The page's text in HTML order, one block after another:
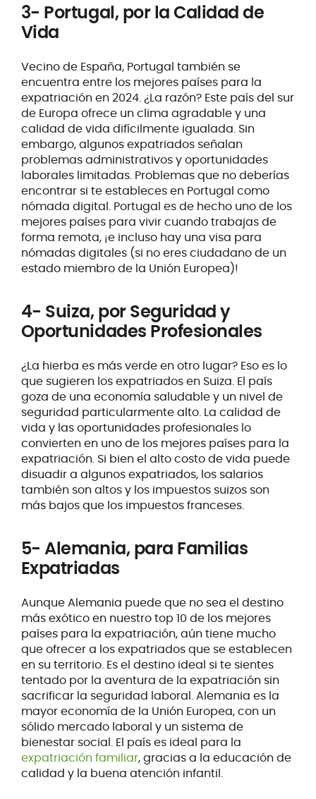
3- Portugal, por la Calidad de
Vida
Vecino de España, Portugal también se
encuentra entre los mejores países para la
expatriación en 2024. ¿La razón? Este país del sur
de Europa ofrece un clima agradable y una
calidad de vida difícilmente igualada. Sin
embargo, algunos expatriados señalan
problemas administrativos y oportunidades
laborales limitadas. Problemas que no deberías
encontrar si te estableces en Portugal como
nómada digital. Portugal es de hecho uno de los
mejores países para vivir cuando trabajas de
forma remota, ¡e incluso hay una visa para
nómadas digitales (si no eres ciudadano de un
estado miembro de la Unión Europea)!
4- Suiza, por Seguridad y
Oportunidades Profesionales
¿La hierba es más verde en otro lugar? Eso es lo
que sugieren los expatriados en Suiza. El país
goza de una economía saludable y un nivel de
seguridad particularmente alto. La calidad de
vida y las oportunidades profesionales lo
convierten en uno de los mejores países para la
expatriación. Si bien el alto costo de vida puede
disuadir a algunos expatriados, los salarios
también son altos y los impuestos suizos son
más bajos que los impuestos franceses.
5- Alemania, para Familias
Expatriadas
Aunque Alemania puede que no sea el destino
más exótico en nuestro top 10 de los mejores
países para la expatriación, aún tiene mucho
que ofrecer a los expatriados que se establecen
en su territorio. Es el destino ideal si te sientes
tentado por la aventura de la expatriación sin
sacrificar la seguridad laboral. Alemania es la
mayor economía de la Unión Europea, con un
sólido mercado laboral y un sistema de
bienestar social. El país es ideal para la
expatriación familiar, gracias a la educación de
calidad y la buena atención infantil.